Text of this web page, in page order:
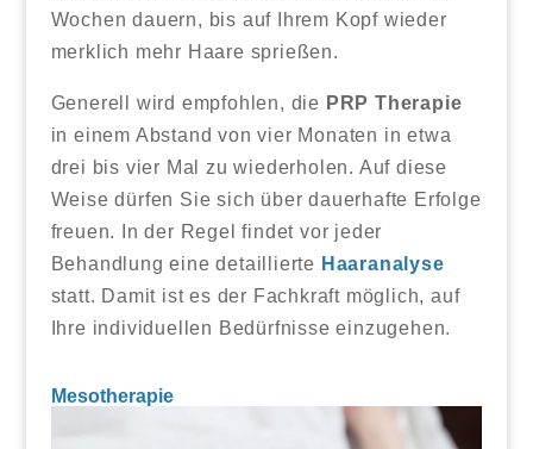
Wochen dauern, bis auf Ihrem Kopf wieder
merklich mehr Haare sprießen.
Generell wird empfohlen, die PRP Therapie
in einem Abstand von vier Monaten in etwa
drei bis vier Mal zu wiederholen. Auf diese
Weise dürfen Sie sich über dauerhafte Erfolge
freuen. In der Regel findet vor jeder
Behandlung eine detaillierte Haaranalyse
statt. Damit ist es der Fachkraft möglich, auf
Ihre individuellen Bedürfnisse einzugehen.
Mesotherapie